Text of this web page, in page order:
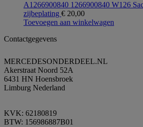
A1266900840 1266900840 W126
zijbeplating € 20,00
Toevoegen aan winkelwagen
Contactgegevens
MERCEDESONDERDEEL.NL
Akerstraat Noord 52A
6431 HN Hoensbroek
Limburg Nederland
KVK: 62180819
BTW: 156986887B01